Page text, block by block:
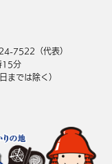
7522（代表）
15分
までは除く）